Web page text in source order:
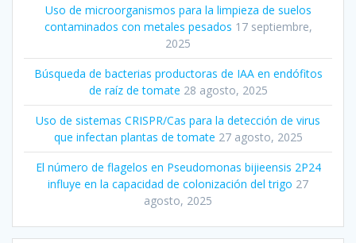
Uso de microorganismos para la limpieza de suelos
contaminados con metales pesados 17 septiembre,
2025
Búsqueda de bacterias productoras de IAA en endófitos
de raíz de tomate 28 agosto, 2025
Uso de sistemas CRISPR/Cas para la detección de virus
que infectan plantas de tomate 27 agosto, 2025
El número de flagelos en Pseudomonas bijieensis 2P24
influye en la capacidad de colonización del trigo 27
agosto, 2025